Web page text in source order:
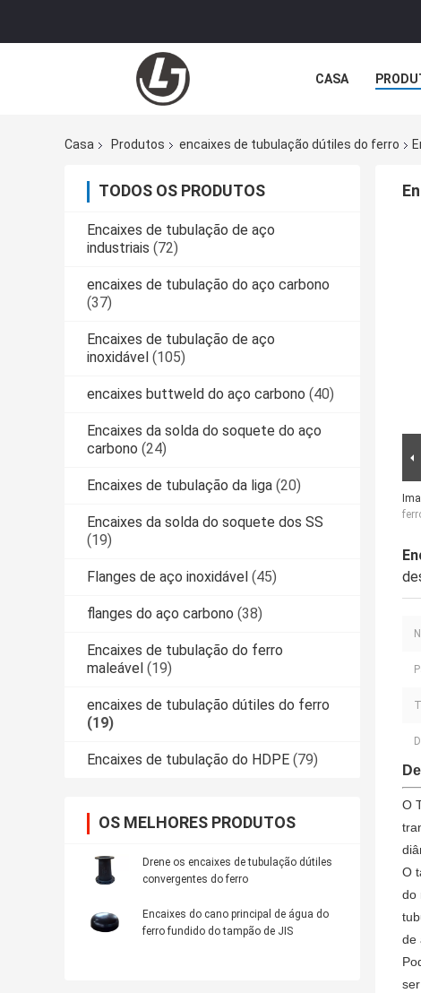
CASA
Casa Produtos encaixes de tubulação dútiles do ferro
TODOS OS PRODUTOS
Encaixes de tubulação de aço
industriais (72)
encaixes de tubulação do aço carbono
(37)
Encaixes de tubulação de aço
inoxidável (105)
encaixes buttweld do aço carbono (40)
Encaixes da solda do soquete do aço
carbono (24)
Encaixes de tubulação da liga (20)
Encaixes da solda do soquete dos SS
(19)
Flanges de aço inoxidável (45)
flanges do aço carbono (38)
Encaixes de tubulação do ferro
maleável (19)
encaixes de tubulação dútiles do ferro
(19)
Encaixes de tubulação do HDPE (79)
OS MELHORES PRODUTOS
Drene os encaixes de tubulação dútiles
convergentes do ferro
Encaixes do cano principal de água do
ferro fundido do tampão de JIS
O
O
do
de